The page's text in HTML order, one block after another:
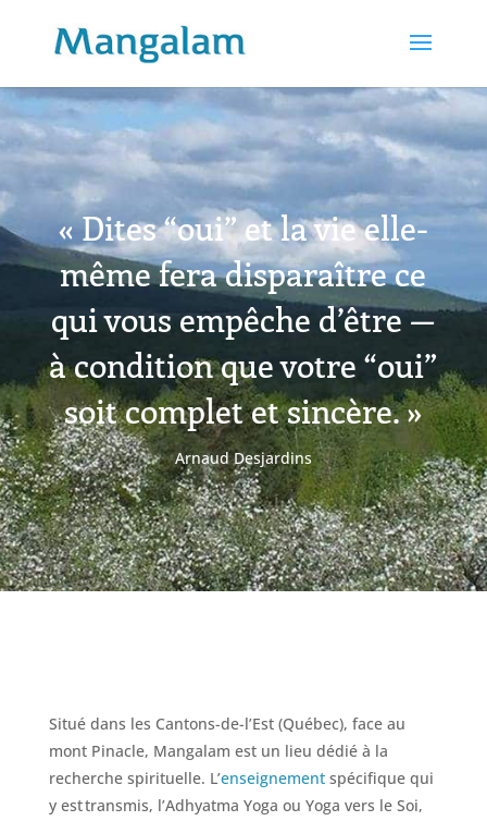
« Dites “oui” et la vie elle-
même fera disparaître ce
qui vous empêche d’être —
à condition que votre “oui”
soit complet et sincère. »
Arnaud Desjardins
Situé dans les Cantons-de-l’Est (Québec), face au
mont Pinacle, Mangalam est un lieu dédié à la
recherche spirituelle. L’enseignementspécifique qui
y est transmis, l’Adhyatma Yoga ou Yoga vers le Soi,